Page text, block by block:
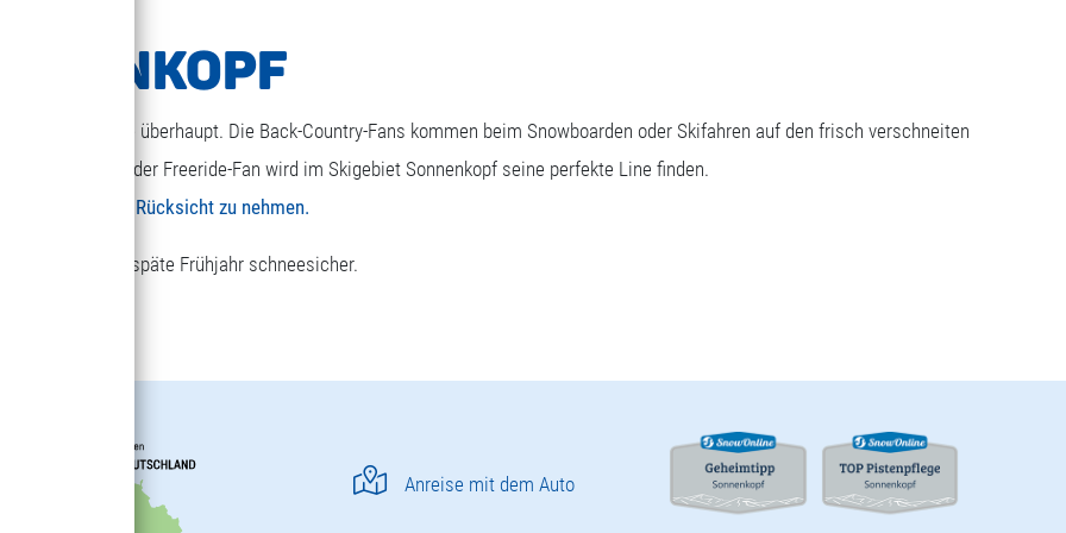
Skigebiete überhaupt. Die Back-Country-Fans kommen beim Snowboarden oder Skifahren auf den frisch verschneiten
Skifahrer, jeder Freeride-Fan wird im Skigebiet Sonnenkopf seine perfekte Line finden.
ensprechend Rücksicht zu nehmen.
bis ins späte Frühjahr schneesicher.
Anreise mit dem Auto